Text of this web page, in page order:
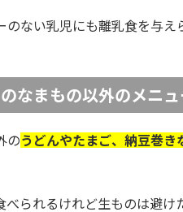
のない乳児にも離乳食を与え
なまもの以外のメニ
のうどんやたまご、納豆巻き
られるけれど生ものは避け